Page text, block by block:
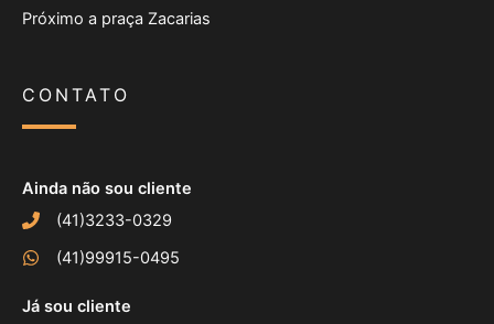
Próximo a praça Zacarias
CONTATO
Ainda não sou cliente
(41)3233-0329
(41)99915-0495
Já sou cliente